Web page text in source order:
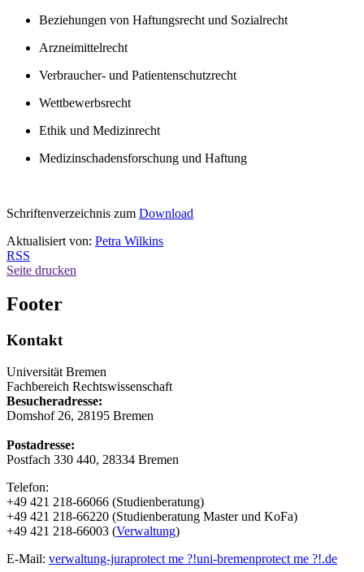
Beziehungen von Haftungsrecht und Sozialrecht
Arzneimittelrecht
Verbraucher- und Patientenschutzrecht
Wettbewerbsrecht
Ethik und Medizinrecht
Medizinschadensforschung und Haftung
Schriftenverzeichnis zum Download
Aktualisiert von: Petra Wilkins
RSS
Seite drucken
Footer
Kontakt
Universität Bremen
Fachbereich Rechtswissenschaft
Besucheradresse:
Domshof 26, 28195 Bremen
Postadresse:
Postfach 330 440, 28334 Bremen
Telefon:
+49 421 218-66066 (Studienberatung)
+49 421 218-66220 (Studienberatung Master und KoFa)
+49 421 218-66003 (Verwaltung)
E-Mail: verwaltung-juraprotect me ?!uni-bremenprotect me ?!.de